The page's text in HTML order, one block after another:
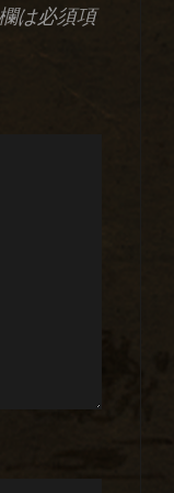
は必須項